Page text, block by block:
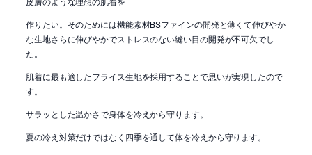
作りたい。そのためには機能素材BSファインの開発と薄くて伸びやか
な生地さらに伸びやかでストレスのない縫い目の開発が不可欠でし
た。
肌着に最も適したフライス生地を採用することで思いが実現したので
す。
サラッとした温かさで身体を冷えから守ります。
夏の冷え対策だけではなく四季を通して体を冷えから守ります。